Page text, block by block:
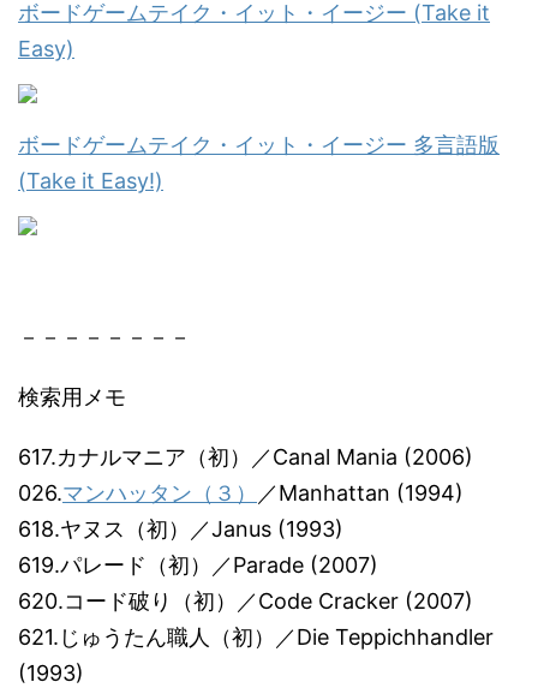
ボードゲームテイク・イット・イージー (Take it
Easy)
ボードゲームテイク・イット・イージー 多言語版
(Take it Easy!)
－－－－－－－－
検索用メモ
617.カナルマニア（初）／Canal Mania (2006)
026.マンハッタン（３）
／Manhattan (1994)
618.ヤヌス（初）／Janus (1993)
619.パレード（初）／Parade (2007)
620.コード破り（初）／Code Cracker (2007)
621.じゅうたん職人（初）／Die Teppichhandler
(1993)